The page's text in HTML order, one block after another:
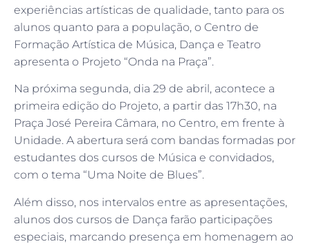
experiências artísticas de qualidade, tanto para os
alunos quanto para a população, o Centro de
Formação Artística de Música, Dança e Teatro
apresenta o Projeto “Onda na Praça”.
Na próxima segunda, dia 29 de abril, acontece a
primeira edição do Projeto, a partir das 17h30, na
Praça José Pereira Câmara, no Centro, em frente à
Unidade. A abertura será com bandas formadas por
estudantes dos cursos de Música e convidados,
com o tema “Uma Noite de Blues”.
Além disso, nos intervalos entre as apresentações,
alunos dos cursos de Dança farão participações
especiais, marcando presença em homenagem ao